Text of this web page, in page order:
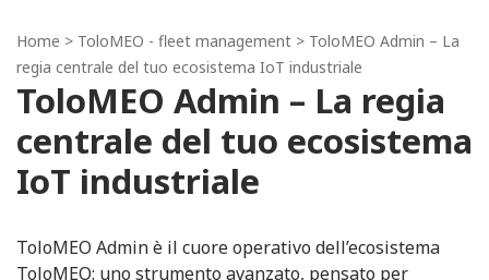
Home > ToloMEO - fleet management > ToloMEO Admin – La
regia centrale del tuo ecosistema IoT industriale
ToloMEO Admin – La regia
centrale del tuo ecosistema
IoT industriale
ToloMEO Admin è il cuore operativo dell’ecosistema
ToloMEO: uno strumento avanzato, pensato per